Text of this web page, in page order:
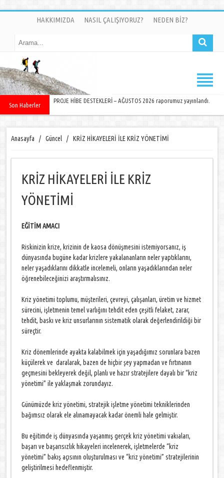
HAKKIMIZDA NASIL ÇALIŞIYORUZ? NEDEN BİZ?
Son Haberler
PROJE HİBE DESTEKLERİ – AĞUSTOS 2026 raporumuz yayınlandı.
Anasayfa / Güncel / KRİZ HİKAYELERİ İLE KRİZ YÖNETİMİ
KRİZ HİKAYELERİ İLE KRİZ
YÖNETİMİ
EĞİTİM AMACI
Riskinizin krize, krizinin de kaosa dönüşmesini istemiyorsanız, iş
dünyasında bugüne kadar krizlere yakalananların neler yaptıklarını,
neler yaşadıklarını dikkatle incelemeli, onların yaşadıklarından neler
öğrenebileceğinizi araştırmalısınız.
Kriz yönetimi toplumu, müşterileri, çevreyi, çalışanları, üretim ve hizmet
sürecini, işletmenin temel varlığını tehdit eden çeşitli felaket, zarar,
tehdit, baskı ve kriz unsurlarının sistematik olarak değerlendirildiği bir
süreçtir.
Kriz dönemlerinde ayakta kalabilmek için yaşadığımız sorunlara bazen
küçülerek ve daralarak, bazen de hiçbir şey yapmadan ve fırtınanın
geçmesini bekleyerek değil, planlı ve hazır stratejilere dayalı bir “kriz
yönetimi” ile yaklaşmak zorundayız.
Günümüzde kriz yönetimi, stratejik işletme yönetimi tekniklerinden
bağımsız olarak ele alınamayacak kadar önemli hale gelmiştir.
Bu eğitimde iş dünyasında yaşanmış gerçek kriz yönetimi vakıaları,
başarı ve başarısızlık hikayeleri incelenerek, işletmelerde “kriz
yönetimi” bakış açısının oluşturulması ve “kriz yönetimi” stratejilerinin
geliştirilmesi hedeflenmiştir.